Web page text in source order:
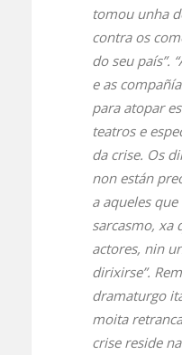
tomou unha
contra os
do seu país”.
e as
para atopar
teatros e
da crise. Os
non están
a aqueles
sarcasmo, xa
actores, nin
dirixirse”.
dramaturgo
moita
crise reside